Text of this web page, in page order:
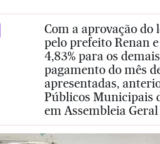
Com a aprovação
pelo prefeito Renan
4,83% para os
pagamento do mês
apresentadas,
Públicos Municipais
em Assembleia